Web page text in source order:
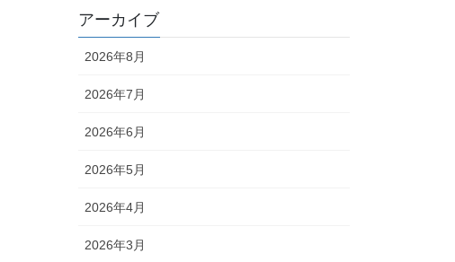
アーカイブ
2026年8月
2026年7月
2026年6月
2026年5月
2026年4月
2026年3月